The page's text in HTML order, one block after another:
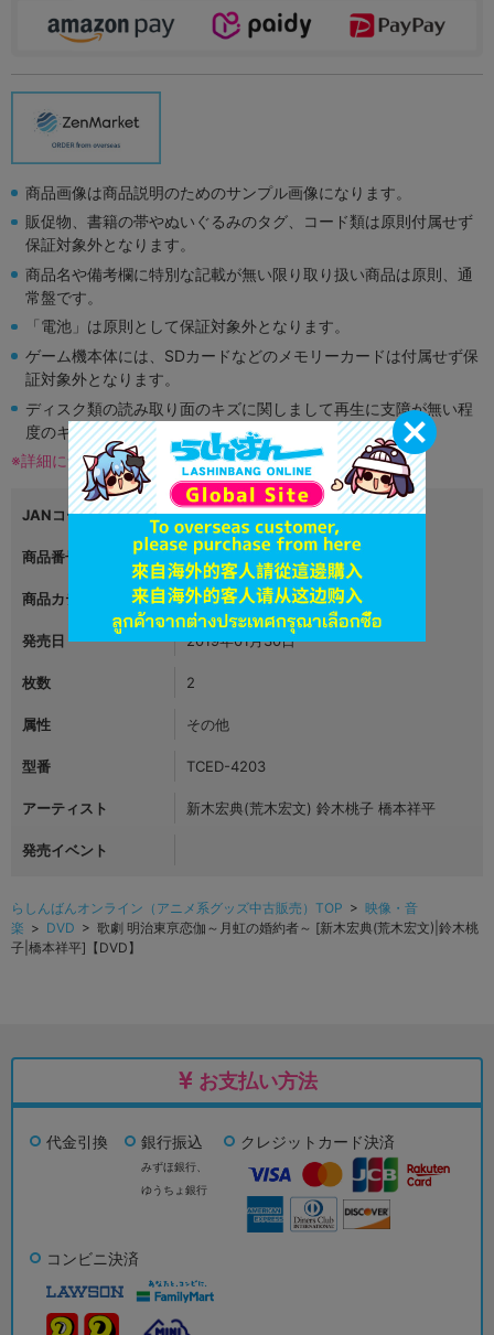
商品画像は商品説明のためのサンプル画像になります。
販促物、書籍の帯やぬいぐるみのタグ、コード類は原則付属せず
保証対象外となります。
商品名や備考欄に特別な記載が無い限り取り扱い商品は原則、通
常盤です。
「電池」は原則として保証対象外となります。
ゲーム機本体には、SDカードなどのメモリーカードは付属せず保
証対象外となります。
ディスク類の読み取り面のキズに関しまして再生に支障が無い程
度のキズがある場合がございます。
※詳細につきましてはコチラ
JANコード 4562474197731
商品番号 L02166863
商品カテゴリ 映像・音楽
発売日 2019年01月30日
枚数 2
属性 その他
型番 TCED-4203
アーティスト 新木宏典(荒木宏文) 鈴木桃子 橋本祥平
発売イベント
らしんばんオンライン（アニメ系グッズ中古販売）TOP > 映像・音
楽 > DVD > 歌劇 明治東亰恋伽～月虹の婚約者～ [新木宏典(荒木宏文)|鈴木桃
子|橋本祥平]【DVD】
お支払い方法
代金引換 銀行振込
みずほ銀行、
ゆうちょ銀行
クレジットカード決済
コンビニ決済